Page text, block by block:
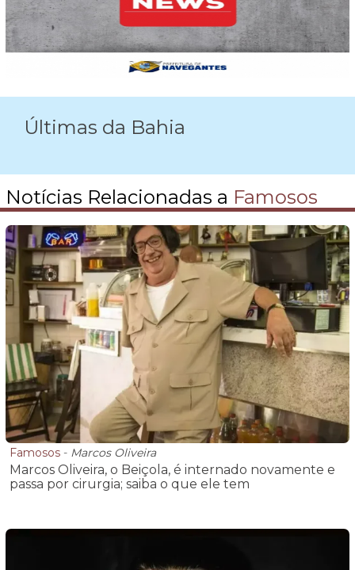
Últimas da Bahia
Notícias Relacionadas a Famosos
Famosos - Marcos Oliveira
Marcos Oliveira, o Beiçola, é internado novamente e
passa por cirurgia; saiba o que ele tem